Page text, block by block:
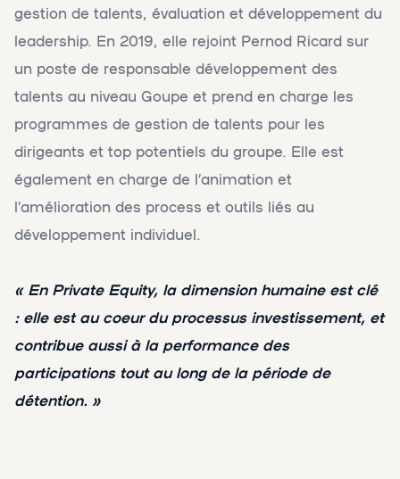
gestion de talents, évaluation et développement du
leadership. En 2019, elle rejoint Pernod Ricard sur
un poste de responsable développement des
talents au niveau Goupe et prend en charge les
programmes de gestion de talents pour les
dirigeants et top potentiels du groupe. Elle est
également en charge de l’animation et
l’amélioration des process et outils liés au
développement individuel.
« En Private Equity, la dimension humaine est clé
: elle est au coeur du processus investissement, et
contribue aussi à la performance des
participations tout au long de la période de
détention. »